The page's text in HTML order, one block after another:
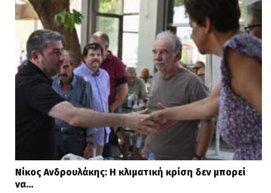
Νίκος Ανδρουλάκης: Η κλιματική κρίση δεν μπορεί
να…